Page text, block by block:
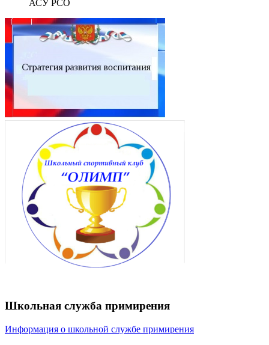
АСУ РСО
Школьная служба примирения
Информация о школьной службе примирения